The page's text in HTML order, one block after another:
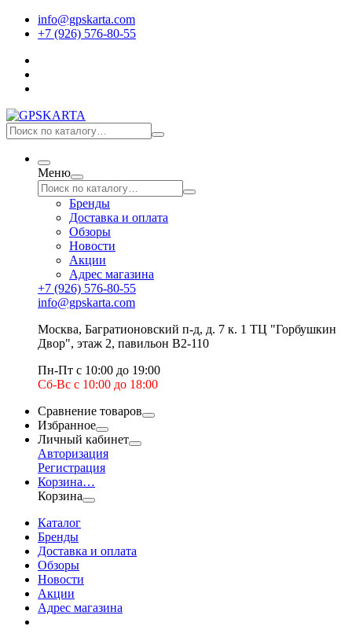
info@gpskarta.com
+7 (926) 576-80-55
Меню
Бренды
Доставка и оплата
Обзоры
Новости
Акции
Адрес магазина
+7 (926) 576-80-55
info@gpskarta.com
Москва, Багратионовский п-д, д. 7 к. 1 ТЦ "Горбушкин
Двор", этаж 2, павильон B2-110
Пн-Пт с 10:00 до 19:00
Сб-Вс с 10:00 до 18:00
Сравнение товаров
Избранное
Личный кабинет
Авторизация
Регистрация
Корзина…
Корзина
Каталог
Бренды
Доставка и оплата
Обзоры
Новости
Акции
Адрес магазина